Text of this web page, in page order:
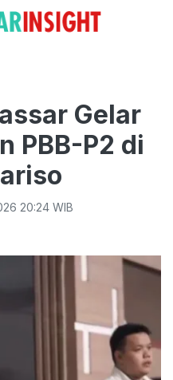
Gelar
PBB-P2 di
20:24 WIB